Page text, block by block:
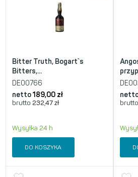
Bitter Truth, Bogart`s
Bitters,...
DE00766
netto189,00 zł
brutto 232,47 zł
Wysyłka 24 h
DO KOSZYKA
brutto